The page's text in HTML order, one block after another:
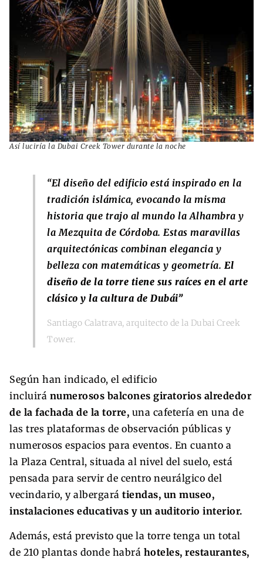
Así luciría la Dubai Creek Tower durante la noche
“El diseño del edificio está inspirado en la
tradición islámica, evocando la misma
historia que trajo al mundo la Alhambra y
la Mezquita de Córdoba. Estas maravillas
arquitectónicas combinan elegancia y
belleza con matemáticas y geometría. El
diseño de la torre tiene sus raíces en el arte
clásico y la cultura de Dubái”
Santiago Calatrava, arquitecto de la Dubai Creek
Tower.
Según han indicado, el edificio
incluirá numerosos balcones giratorios alrededor
de la fachada de la torre, una cafetería en una de
las tres plataformas de observación públicas y
numerosos espacios para eventos. En cuanto a
la Plaza Central, situada al nivel del suelo, está
pensada para servir de centro neurálgico del
vecindario, y albergará tiendas, un museo,
instalaciones educativas y un auditorio interior.
Además, está previsto que la torre tenga un total
de 210 plantas donde habrá hoteles, restaurantes,